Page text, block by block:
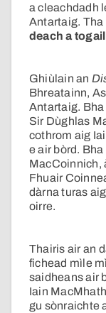
a cleachdadh
Antartaig.
deach a togail
Ghiùlain an
Bhreatainn,
Antartaig.
Sir Dùghlas
cothrom aig
e air bòrd.
MacCoinnich,
Fhuair
dàrna turas aig
oirre.
Thairis air an
fichead mìle
saidheans air
Iain
gu sònraichte